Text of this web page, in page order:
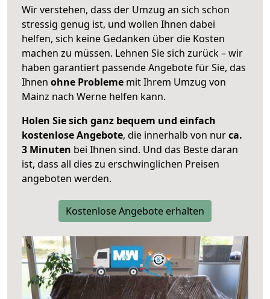
Wir verstehen, dass der Umzug an sich schon
stressig genug ist, und wollen Ihnen dabei
helfen, sich keine Gedanken über die Kosten
machen zu müssen. Lehnen Sie sich zurück – wir
haben garantiert passende Angebote für Sie, das
Ihnen ohne Probleme mit Ihrem Umzug von
Mainz nach Werne helfen kann.
Holen Sie sich ganz bequem und einfach
kostenlose Angebote, die innerhalb von nurca.
3 Minuten bei Ihnen sind. Und das Beste daran
ist, dass all dies zu erschwinglichen Preisen
angeboten werden.
Kostenlose Angebote erhalten